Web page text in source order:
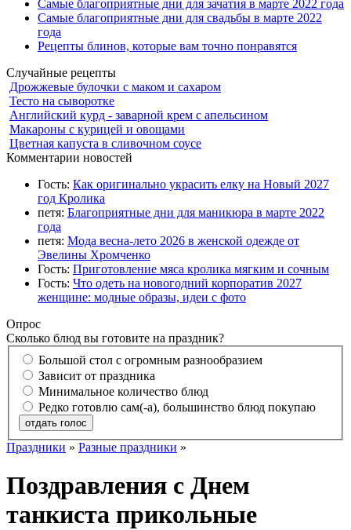
Самые благоприятные дни для зачатия в марте 2022 года
Самые благоприятные дни для свадьбы в марте 2022
года
Рецепты блинов, которые вам точно понравятся
Случайные рецепты
Дрожжевые булочки с маком и сахаром
Тесто на сыворотке
Английский курд - заварной крем с апельсином
Макароны с курицей и овощами
Цветная капуста в сливочном соусе
Комментарии новостей
Гость: Как оригинально украсить елку на Новый 2027
год Кролика
петя: Благоприятные дни для маникюра в марте 2022
года
петя: Мода весна-лето 2026 в женской одежде от
Эвелины Хромченко
Гость: Приготовление мяса кролика мягким и сочным
Гость: Что одеть на новогодний корпоратив 2027
женщине: модные образы, идеи с фото
Опрос
Сколько блюд вы готовите на праздник?
Большой стол с огромным разнообразием
Зависит от праздника
Минимальное количество блюд
Редко готовлю сам(-а), большинство блюд покупаю
отдать голос
Праздники » Разные праздники »
Поздравления с Днем
танкиста прикольные